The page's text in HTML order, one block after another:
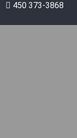
450 373-3868